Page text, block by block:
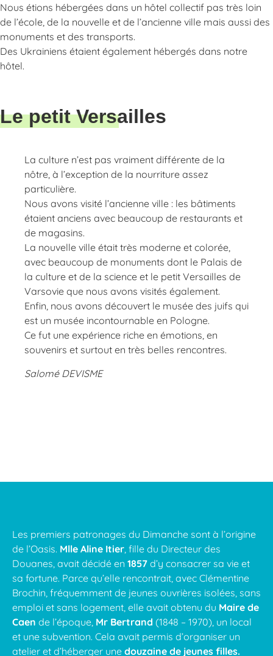
Nous étions hébergées dans un hôtel collectif pas très loin
de l’école, de la nouvelle et de l’ancienne ville mais aussi des
monuments et des transports.
Des Ukrainiens étaient également hébergés dans notre
hôtel.
Le petit Versailles
La culture n’est pas vraiment différente de la
nôtre, à l’exception de la nourriture assez
particulière.
Nous avons visité l’ancienne ville : les bâtiments
étaient anciens avec beaucoup de restaurants et
de magasins.
La nouvelle ville était très moderne et colorée,
avec beaucoup de monuments dont le Palais de
la culture et de la science et le petit Versailles de
Varsovie que nous avons visités également.
Enfin, nous avons découvert le musée des juifs qui
est un musée incontournable en Pologne.
Ce fut une expérience riche en émotions, en
souvenirs et surtout en très belles rencontres.
Salomé DEVISME
Les premiers patronages du Dimanche sont à l’origine
de l’Oasis. Mlle Aline Itier , fille du Directeur des
Douanes, avait décidé en 1857 d’y consacrer sa vie et
sa fortune. Parce qu’elle rencontrait, avec Clémentine
Brochin, fréquemment de jeunes ouvrières isolées, sans
emploi et sans logement, elle avait obtenu du Maire de
Caen de l’époque, Mr Bertrand (1848 – 1970), un local
et une subvention. Cela avait permis d’organiser un
atelier et d’héberger une douzaine de jeunes filles.